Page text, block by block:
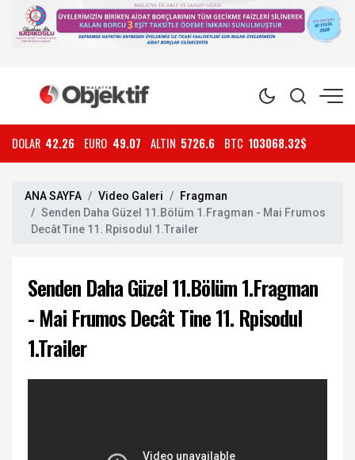
DOLAR 42.26 EURO 49.07 ALTIN 5726.6 BTC 103068.32$
ANA SAYFA Video Galeri
Fragman
Senden Daha Güzel 11.Bölüm 1.Fragman - Mai Frumos
Decât Tine 11. Rpisodul 1.Trailer
Senden Daha Güzel 11.Bölüm 1.Fragman
- Mai Frumos Decât Tine 11. Rpisodul
1.Trailer